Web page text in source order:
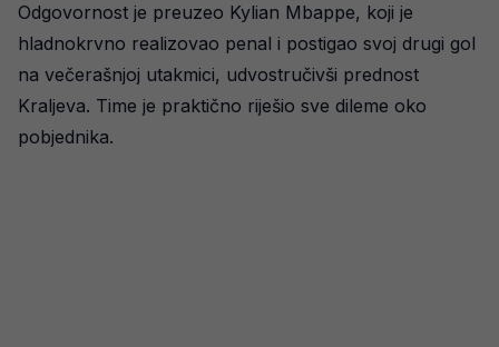
Odgovornost je preuzeo Kylian Mbappe, koji je
hladnokrvno realizovao penal i postigao svoj drugi gol
na večerašnjoj utakmici, udvostručivši prednost
Kraljeva. Time je praktično riješio sve dileme oko
pobjednika.